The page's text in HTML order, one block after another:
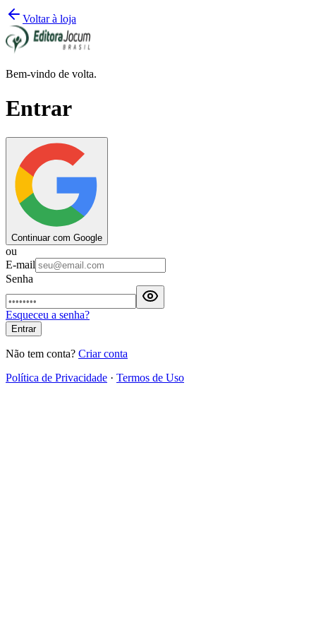
Voltar à loja
Bem-vindo de volta.
Entrar
Continuar com Google
ou
E-mail
Senha
Esqueceu a senha?
Entrar
Não tem conta? Criar conta
Política de Privacidade · Termos de Uso